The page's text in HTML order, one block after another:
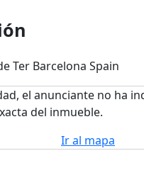
Ter Barcelona Spain
el anunciante no ha
del inmueble.
Ir al mapa